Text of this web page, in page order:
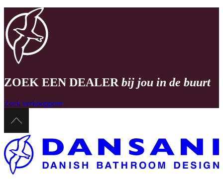
ZOEK EEN DEALER bij jou in de buurt
Zoek verkooppunt